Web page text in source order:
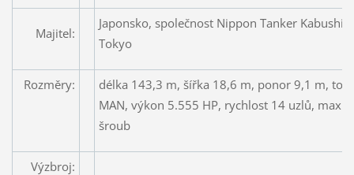
Majitel:
Japonsko, společnost Nippon Tanker
Tokyo
Rozměry:
délka 143,3 m, šířka 18,6 m, ponor 9,1 m,
MAN, výkon 5.555 HP, rychlost 14 uzlů, max
šroub
Výzbroj: